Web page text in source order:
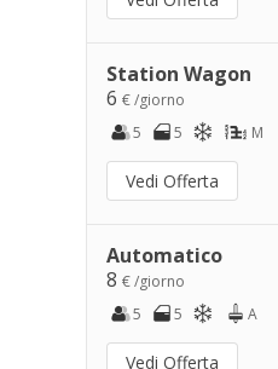
Station Wagon
6 € /giorno
5
5 M
Vedi Offerta
Automatico
8 € /giorno
5
5 A
Vedi Offerta